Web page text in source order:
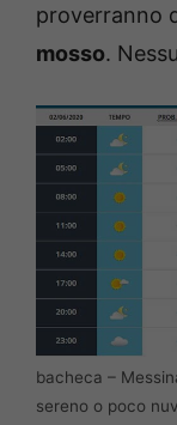
proverranno
mosso.
bacheca –
sereno o poco